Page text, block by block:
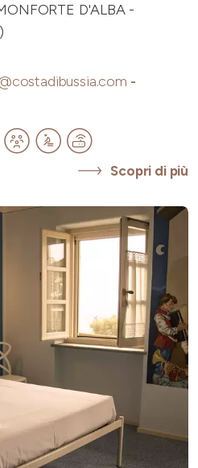
D'ALBA -
-
Scopri di più